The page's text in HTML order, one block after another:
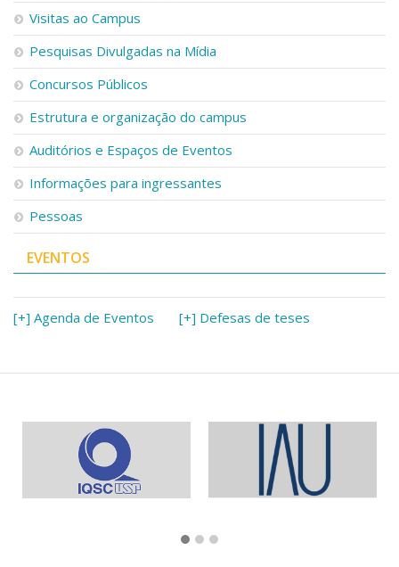
Visitas ao Campus
Pesquisas Divulgadas na Mídia
Concursos Públicos
Estrutura e organização do campus
Auditórios e Espaços de Eventos
Informações para ingressantes
Pessoas
EVENTOS
[+] Agenda de Eventos [+] Defesas de teses